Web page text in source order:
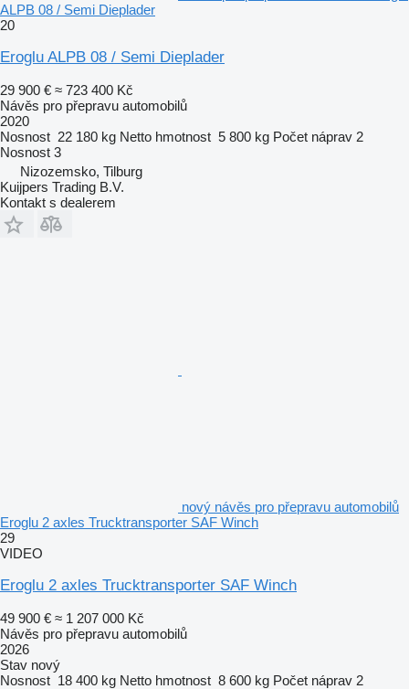
ALPB 08 / Semi Dieplader
20
Eroglu ALPB 08 / Semi Dieplader
29 900 € ≈ 723 400 Kč
Návěs pro přepravu automobilů
2020
Nosnost 22 180 kg Netto hmotnost 5 800 kg Počet náprav 2
Nosnost 3
Nizozemsko, Tilburg
Kuijpers Trading B.V.
Kontakt s dealerem
nový návěs pro přepravu automobilů
Eroglu 2 axles Trucktransporter SAF Winch
29
VIDEO
Eroglu 2 axles Trucktransporter SAF Winch
49 900 € ≈ 1 207 000 Kč
Návěs pro přepravu automobilů
2026
Stav nový
Nosnost 18 400 kg Netto hmotnost 8 600 kg Počet náprav 2